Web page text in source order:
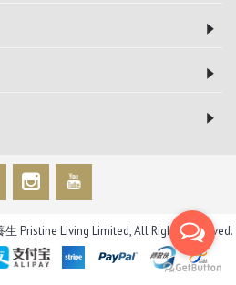
Pristine Living Limited, All Rights Reserved.